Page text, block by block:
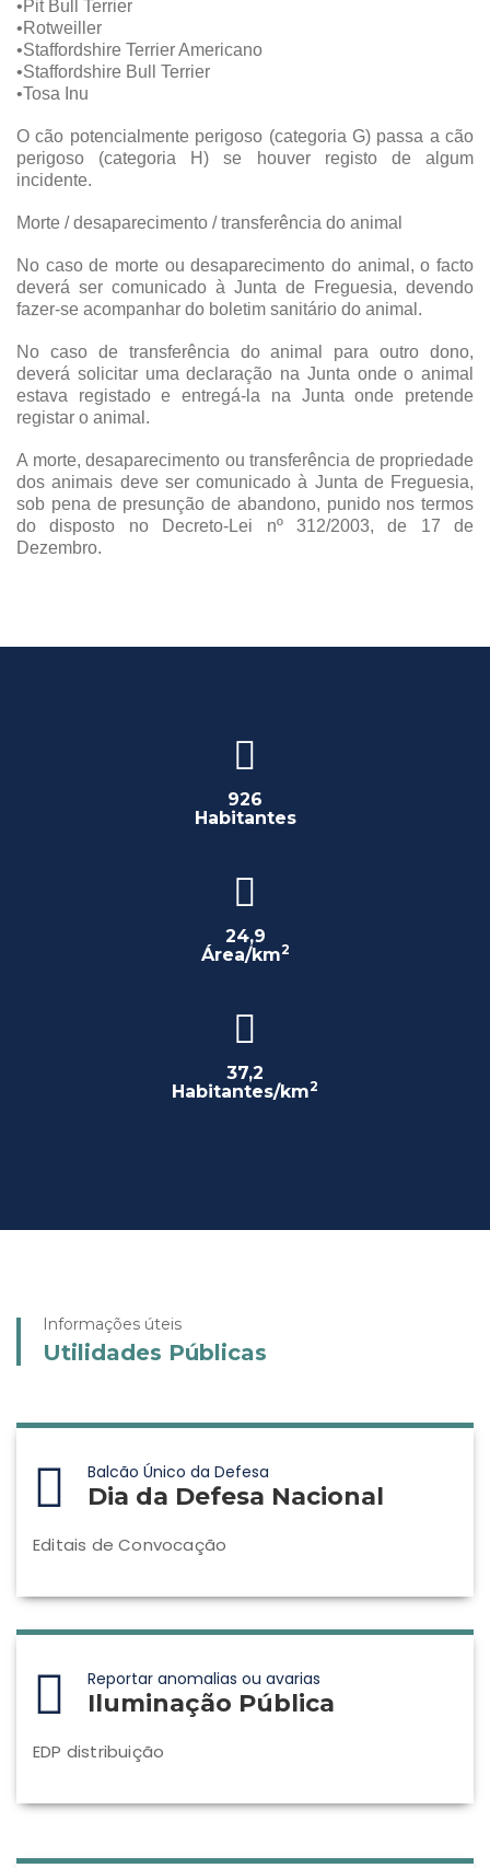
•Pit Bull Terrier
•Rotweiller
•Staffordshire Terrier Americano
•Staffordshire Bull Terrier
•Tosa Inu
O cão potencialmente perigoso (categoria G) passa a cão
perigoso (categoria H) se houver registo de algum
incidente.
Morte / desaparecimento / transferência do animal
No caso de morte ou desaparecimento do animal, o facto
deverá ser comunicado à Junta de Freguesia, devendo
fazer-se acompanhar do boletim sanitário do animal.
No caso de transferência do animal para outro dono,
deverá solicitar uma declaração na Junta onde o animal
estava registado e entregá-la na Junta onde pretende
registar o animal.
A morte, desaparecimento ou transferência de propriedade
dos animais deve ser comunicado à Junta de Freguesia,
sob pena de presunção de abandono, punido nos termos
do disposto no Decreto-Lei nº 312/2003, de 17 de
Dezembro.
926
Habitantes
24,9
Área/km2
37,2
Habitantes/km2
Informações úteis
Utilidades Públicas
Balcão Único da Defesa
Dia da Defesa Nacional
Editais de Convocação
Reportar anomalias ou avarias
Iluminação Pública
EDP distribuição